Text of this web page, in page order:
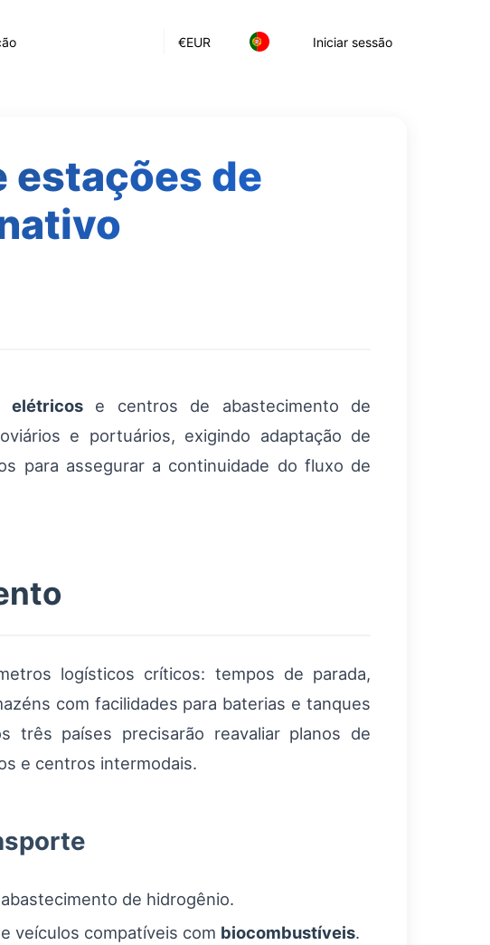
€EUR Iniciar sessão
estações de
elétricos e centros de abastecimento de
e portuários, exigindo adaptação de
para assegurar a continuidade do fluxo de
logísticos críticos: tempos de parada,
com facilidades para baterias e tanques
três países precisarão reavaliar planos de
e centros intermodais.
de hidrogênio.
veículos compatíveis com biocombustíveis.